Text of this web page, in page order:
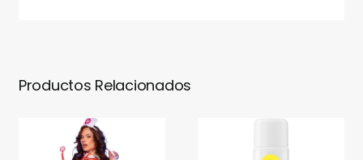
Productos Relacionados